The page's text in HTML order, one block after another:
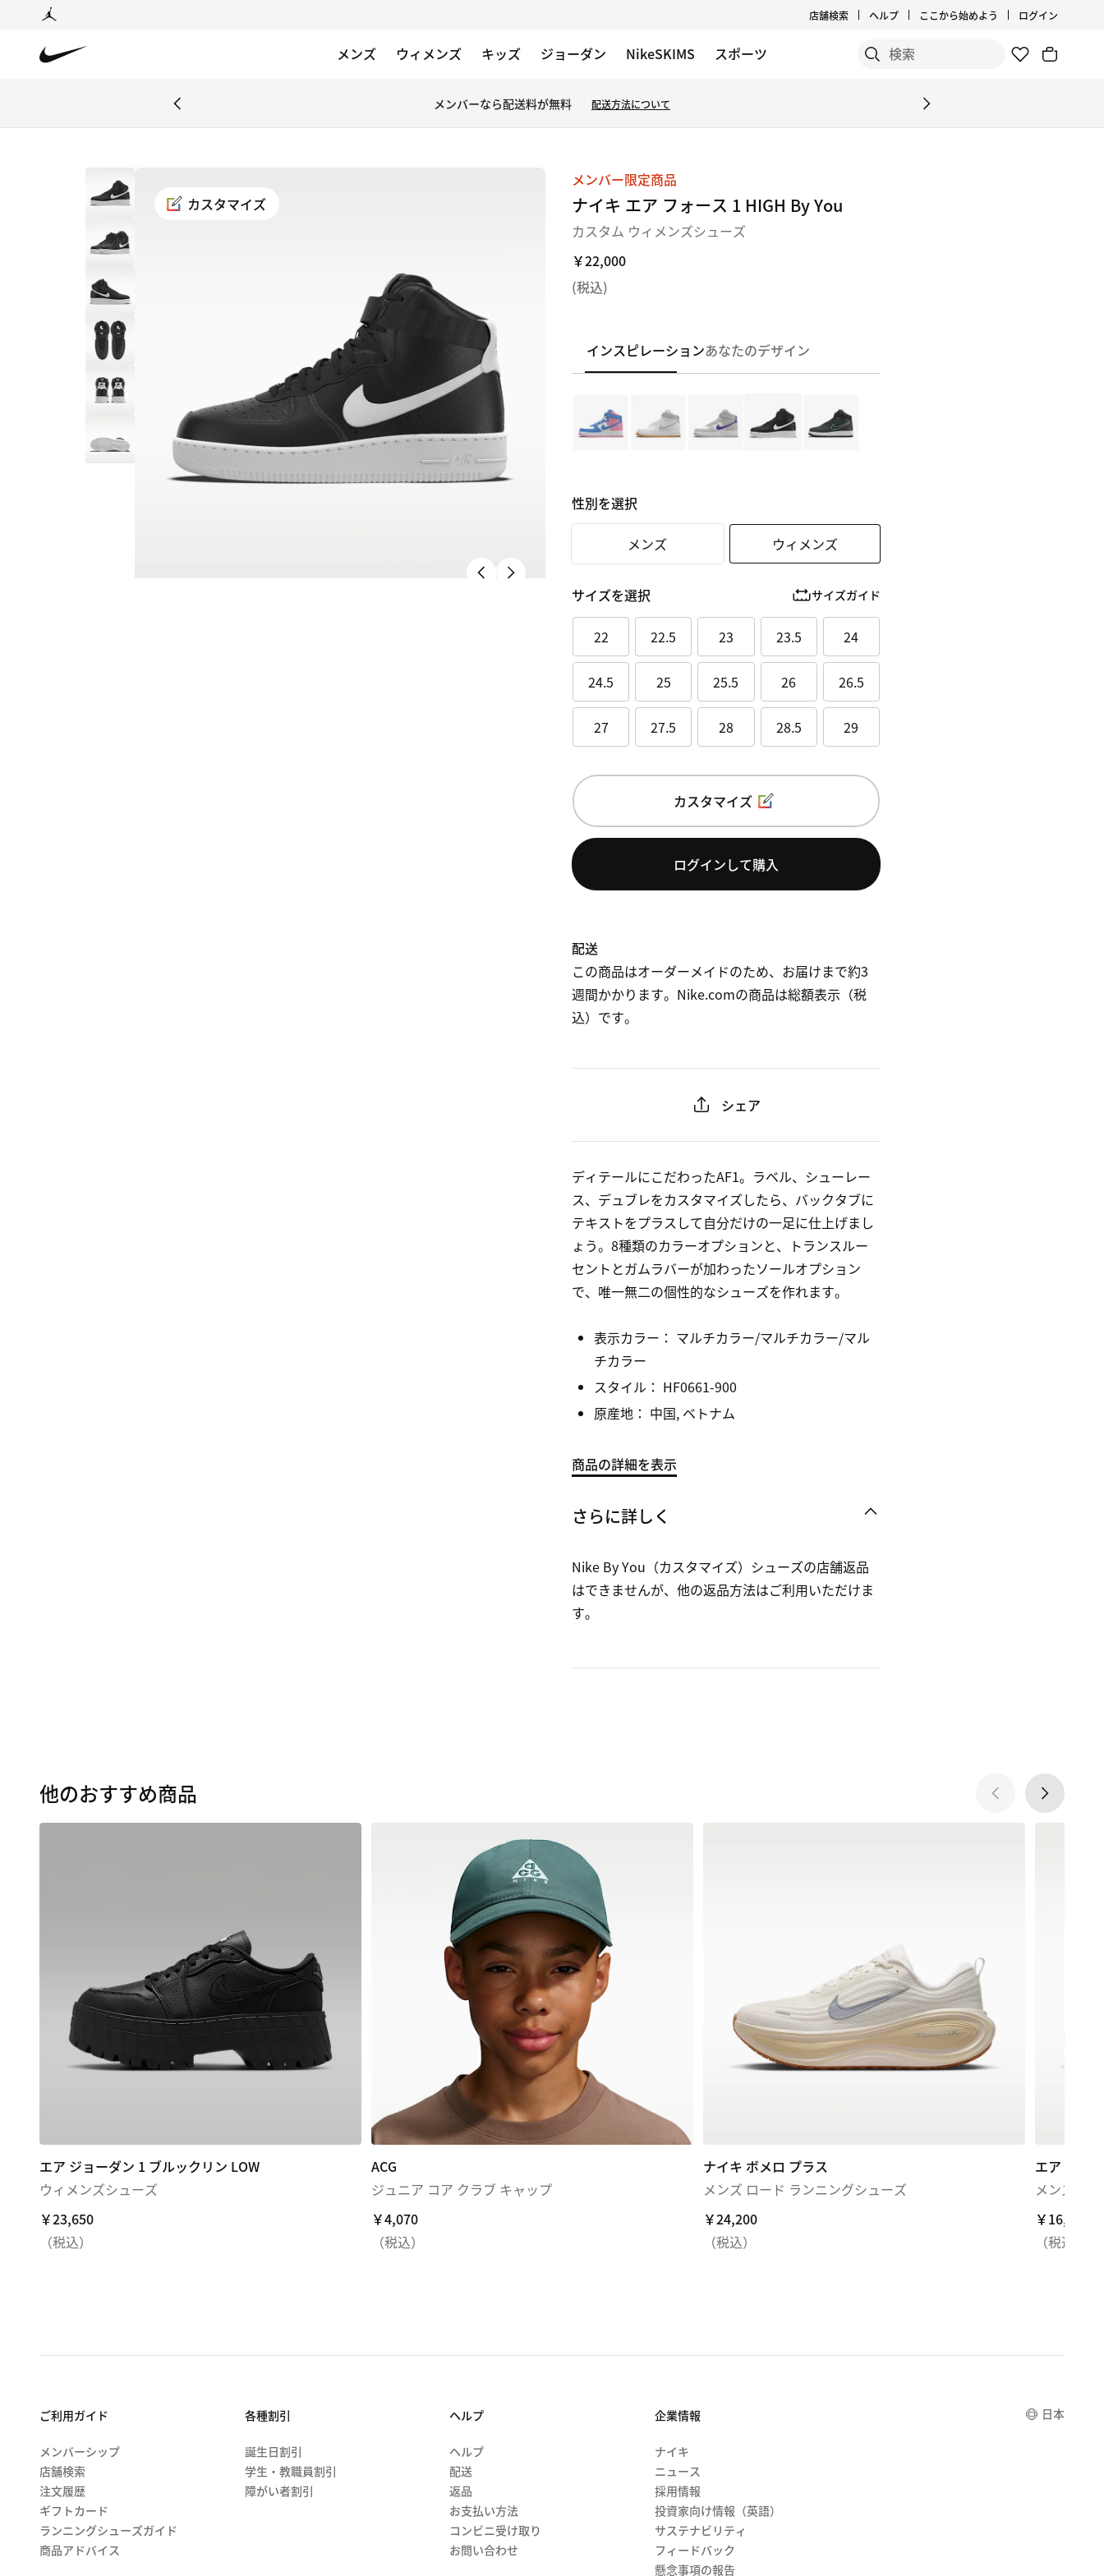
店舗検索 ヘルプ ここから始めよう ログイン
メンズ ウィメンズ キッズ ジョーダン NikeSKIMS スポーツ
メンバーなら配送料が無料 配送方法について
カスタマイズ
メンバー限定商品
ナイキ エア フォース 1 HIGH By You
カスタム ウィメンズシューズ
￥22,000
(税込)
インスピレーションあなたのデザイン
性別を選択
メンズ ウィメンズ
サイズを選択 サイズガイド
22 22.5 23 23.5 24
24.5 25 25.5 26 26.5
27 27.5 28 28.5 29
カスタマイズ
ログインして購入
配送
この商品はオーダーメイドのため、お届けまで約3
週間かかります。Nike.comの商品は総額表示（税
込）です。
シェア
ディテールにこだわったAF1。ラベル、シューレー
ス、デュブレをカスタマイズしたら、バックタブに
テキストをプラスして自分だけの一足に仕上げまし
ょう。8種類のカラーオプションと、トランスルー
セントとガムラバーが加わったソールオプション
で、唯一無二の個性的なシューズを作れます。
表示カラー： マルチカラー/マルチカラー/マル
チカラー
スタイル： HF0661-900
原産地： 中国, ベトナム
商品の詳細を表示
さらに詳しく
Nike By You（カスタマイズ）シューズの店舗返品
はできませんが、他の返品方法はご利用いただけま
す。
他のおすすめ商品
エア ジョーダン 1 ブルックリン LOW
ウィメンズシューズ
￥23,650
￥23,650
（税込）
ACG
ジュニア コア クラブ キャップ
￥4,070
￥4,070
（税込）
ナイキ ボメロ プラス
メンズ ロード ランニングシューズ
￥24,200
￥24,200
（税込）
エア マッ
メンズシ
￥16,830
￥16,830
（税込）
ご利用ガイド
メンバーシップ
店舗検索
注文履歴
ギフトカード
ランニングシューズガイド
商品アドバイス
各種割引
誕生日割引
学生・教職員割引
障がい者割引
ヘルプ
ヘルプ
配送
返品
お支払い方法
コンビニ受け取り
お問い合わせ
企業情報
ナイキ
ニュース
採用情報
投資家向け情報（英語）
サステナビリティ
フィードバック
懸念事項の報告
日本